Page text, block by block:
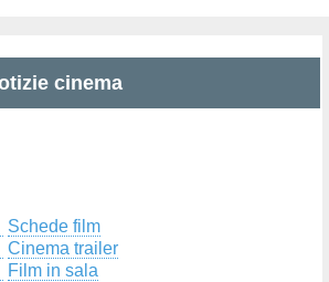
cinema
Schede film
Cinema trailer
Film in sala